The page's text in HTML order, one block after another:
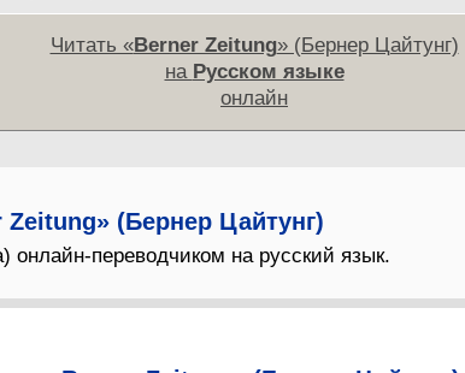
Читать «Berner Zeitung» (Бернер Цайтунг)
на Русском языке
онлайн
Zeitung» (Бернер Цайтунг)
онлайн-переводчиком на русский язык.